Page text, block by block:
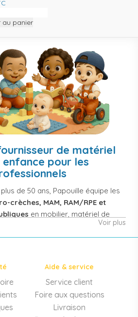
au panier
de matériel
pour les
de 50 ans, Papouille équipe les
crèches, MAM, RAM/RPE et
en mobilier, matériel de
et équipement pour structures
enfance. Notre offre couvre
équipement de crèche
couchettes empilables, meubles à
Voir plus
Aide & service
Service client
Foire aux questions
Livraison